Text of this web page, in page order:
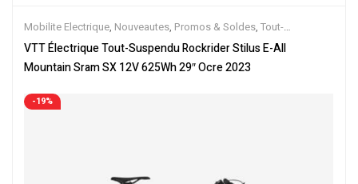
Mobilite Electrique, Nouveautes, Promos & Soldes, Tout-
Suspendus,Vélo électrique ville,Velos Electriques, VTT Électriques
VTT Électrique Tout-Suspendu Rockrider Stilus E-All
Mountain Sram SX 12V 625Wh 29″ Ocre 2023
-19%